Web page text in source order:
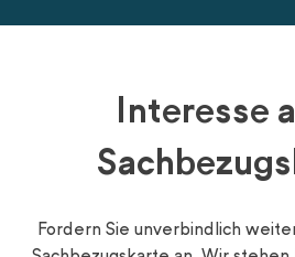
Interesse
Fordern Sie unverbindlich